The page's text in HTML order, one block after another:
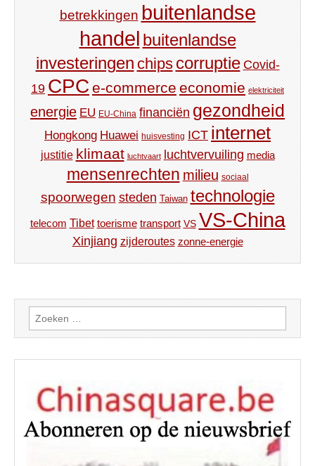
betrekkingen buitenlandse
handel buitenlandse
investeringen chips corruptie Covid-
19 CPC e-commerce economie elektriciteit
energie EU EU-China financiën gezondheid
Hongkong Huawei huisvesting ICT internet
justitie klimaat luchtvaart luchtvervuiling media
mensenrechten milieu sociaal
spoorwegen steden Taiwan technologie
telecom Tibet toerisme transport VS VS-China
Xinjiang zijderoutes zonne-energie
Zoeken
naar: